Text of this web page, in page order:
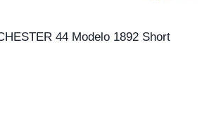
44 Modelo 1892 Short